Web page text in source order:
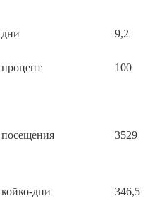
дни 9,2
процент 100
посещения 3529
койко-дни 346,5